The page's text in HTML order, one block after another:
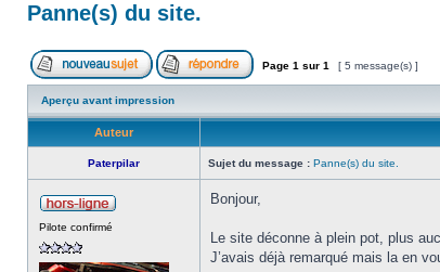
Panne(s) du site.
Page 1 sur 1 [ 5 message(s) ]
Aperçu avant impression
Auteur
Paterpilar Sujet du message : Panne(s) du site.
Pilote confirmé
Bonjour,
Le site déconne à plein pot, plus
J’avais déjà remarqué mais la en